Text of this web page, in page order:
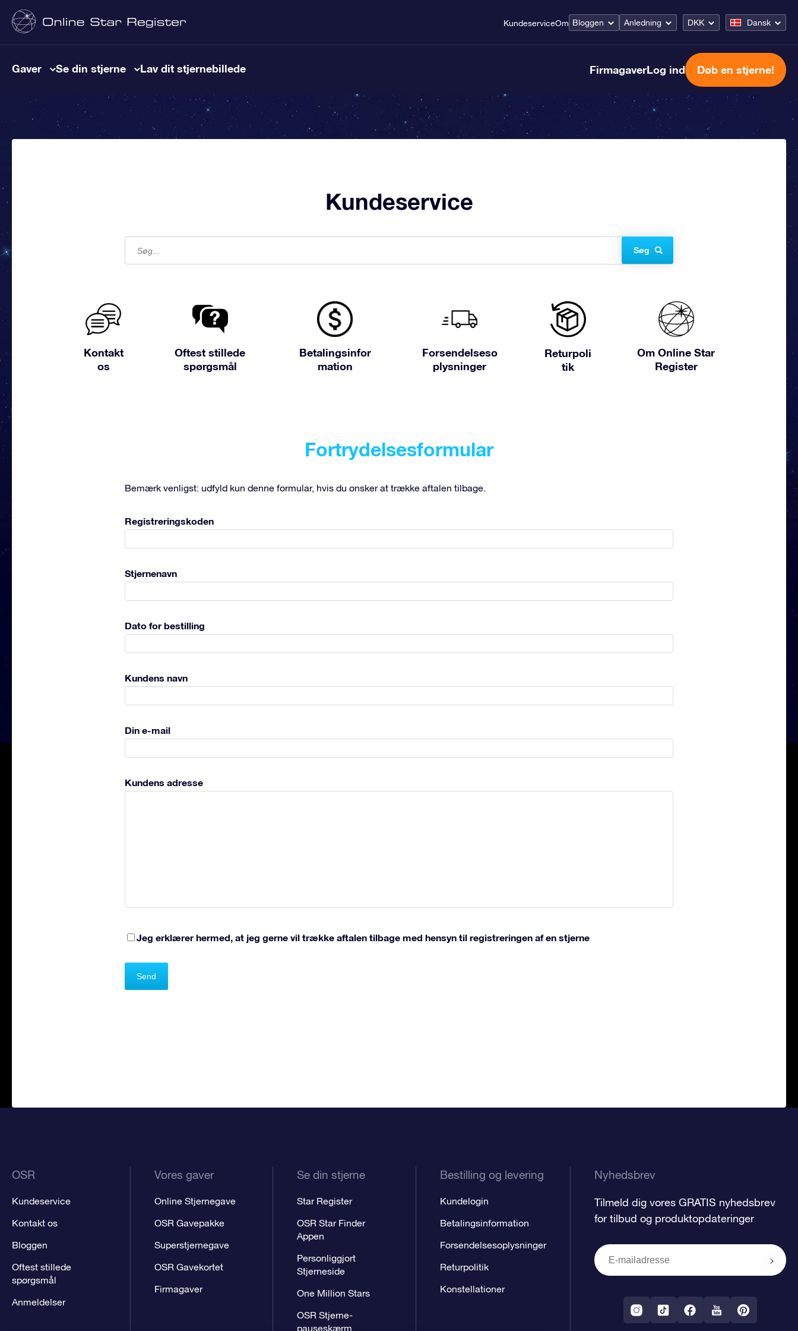
KundeserviceOm Bloggen Anledning DKK Dansk
Gaver Se din stjerne Lav dit stjernebillede FirmagaverLog ind Døb en stjerne!
Kundeservice
Søg
Kontakt
os
Oftest stillede
spørgsmål
Betalingsinfor
mation
Forsendelseso
plysninger
Returpoli
tik
Om Online Star
Register
Fortrydelsesformular
Bemærk venligst: udfyld kun denne formular, hvis du ønsker at trække aftalen tilbage.
Registreringskoden
Stjernenavn
Dato for bestilling
Kundens navn
Din e-mail
Kundens adresse
Jeg erklærer hermed, at jeg gerne vil trække aftalen tilbage med hensyn til registreringen af en stjerne
OSR
Kundeservice
Kontakt os
Bloggen
Oftest stillede
spørgsmål
Anmeldelser
Vores gaver
Online Stjernegave
OSR Gavepakke
Superstjernegave
OSR Gavekortet
Firmagaver
Se din stjerne
Star Register
OSR Star Finder
Appen
Personliggjort
Stjerneside
One Million Stars
OSR Stjerne-
pauseskærm
Bestilling og levering
Kundelogin
Betalingsinformation
Forsendelsesoplysninger
Returpolitik
Konstellationer
Nyhedsbrev
Tilmeld dig vores GRATIS nyhedsbrev
for tilbud og produktopdateringer